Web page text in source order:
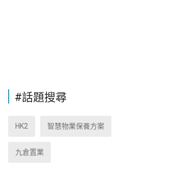
#話題搜尋
HK2 智慧物業保養方案
九倉置業